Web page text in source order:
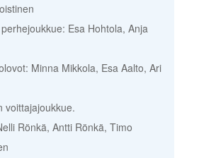
Esa Hohtola, Anja
Minna Mikkola, Esa Aalto, Ari
voittajajoukkue.
Rönkä, Antti Rönkä, Timo